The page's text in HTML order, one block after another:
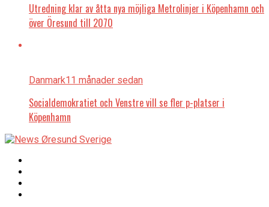
Utredning klar av åtta nya möjliga Metrolinjer i Köpenhamn och
över Öresund till 2070
Danmark11 månader sedan
Socialdemokratiet och Venstre vill se fler p-platser i
Köpenhamn